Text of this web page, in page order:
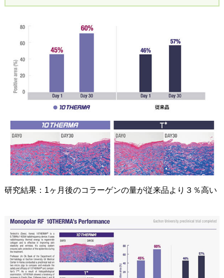
研究結果：1ヶ月後のコラーゲンの量が従来品より３％高い